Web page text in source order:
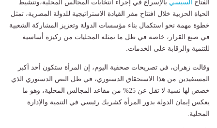
الفتاح السيسي بالإسراع في إجراء انتخابات المجالس المحلية،وتنشيط
الحياة الحزبية خلال افتتاح مقر القيادة الاستراتيجية للدولة المصرية، تمثل
خطوة مهمة نحو استكمال بناء مؤسسات الدولة وتعزيز المشاركة الشعبية
في صنع القرار، خاصة في ظل ما تمثله المحليات من ركيزة أساسية
للتنمية والرقابة على الخدمات.
وقالت زهران، في تصريحات صحفية اليوم، إن المرأة ستكون أحد أكبر
المستفيدين من هذا الاستحقاق الدستوري، في ظل النص الدستوري الذي
خصص لها نسبة لا تقل عن 25% من مقاعد المجالس المحلية، وهو ما
يعكس إيمان الدولة بدور المرأة كشريك رئيسي في التنمية والإدارة
المحلية.